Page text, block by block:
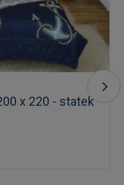
x 220 - statek